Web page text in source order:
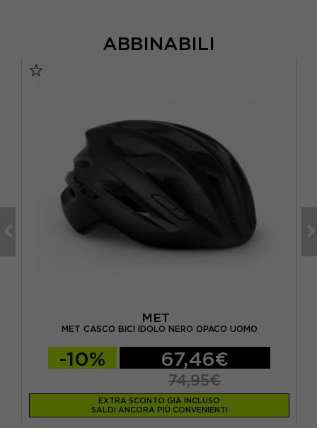
ABBINABILI
MET
MET CASCO BICI IDOLO NERO OPACO UOMO
-10% 67,46€
74,95€
EXTRA SCONTO GIÀ INCLUSO
SALDI ANCORA PIÙ CONVENIENTI